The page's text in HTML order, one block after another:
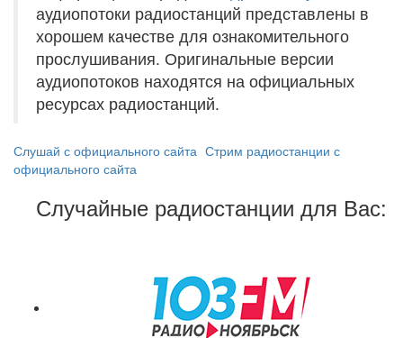
аудиопотоки радиостанций представлены в
хорошем качестве для ознакомительного
прослушивания. Оригинальные версии
аудиопотоков находятся на официальных
ресурсах радиостанций.
Слушай с официального сайта Стрим радиостанции с
официального сайта
Случайные радиостанции для Вас: